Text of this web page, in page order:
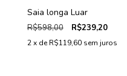
Saia longa Luar
R$598,00 R$239,20
2 x deR$119,60 sem juros